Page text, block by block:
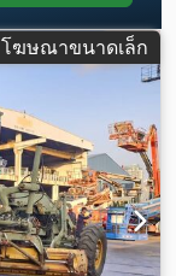
โฆษณาขนาดเล็ก